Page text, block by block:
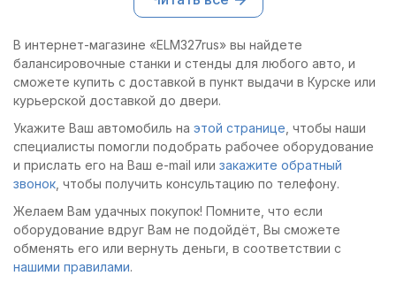
интерфейс, качество
В интернет-магазине «ELM327rus» вы найдете
балансировочные станки и стенды для любого авто, и
сможете купить с доставкой в пункт выдачи в Курске или
курьерской доставкой до двери.
Укажите Ваш автомобиль на этой странице , чтобы наши
специалисты помогли подобрать рабочее оборудование
и прислать его на Ваш e-mail или закажите обратный
звонок , чтобы получить консультацию по телефону.
Желаем Вам удачных покупок! Помните, что если
оборудование вдруг Вам не подойдёт, Вы сможете
обменять его или вернуть деньги, в соответствии с
нашими правилами.